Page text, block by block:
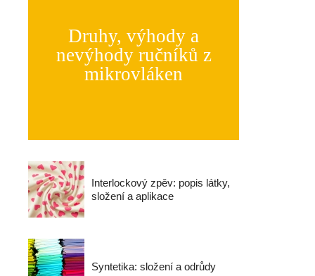
Druhy, výhody a
nevýhody ručníků z
mikrovláken
Interlockový zpěv: popis látky,
složení a aplikace
Syntetika: složení a odrůdy